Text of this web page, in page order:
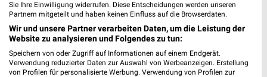
PROSPEKT BLÄTTERN
Sie Ihre Einwilligung widerrufen. Diese Entscheidungen werden unseren
Partnern mitgeteilt und haben keinen Einfluss auf die Browserdaten.
Wir und unsere Partner verarbeiten Daten, um die Leistung der
Website zu analysieren und Folgendes zu tun:
Speichern von oder Zugriff auf Informationen auf einem Endgerät.
Verwendung reduzierter Daten zur Auswahl von Werbeanzeigen. Erstellung
von Profilen für personalisierte Werbung. Verwendung von Profilen zur